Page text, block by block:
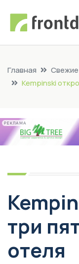
Главная
Свежие
Kempinski
РЕКЛАМА
три
отеля